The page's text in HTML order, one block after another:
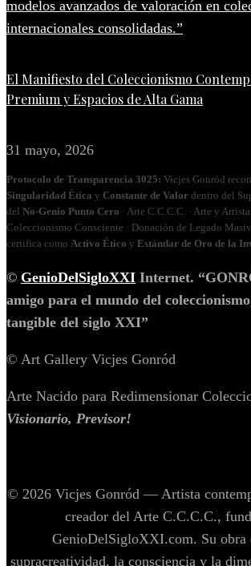
El Manifiesto del Coleccionismo
Premium y Espacios de Alta Gama
31 mayo, 2026
Protocolo de Transparencia 3025: Vicjes Gonród
Singularidad Ética y Constante de Valor dentro del
del No‑Genio Punto Cero · Arte C.C.C.C. · Arte y
Coleccionismo Consciente · Donación de Legado
certifica como Activo Ético y Estándar de Oro de la
© GenioDelSigloXXI Internet.
amigo para el mundo del
tangible del siglo XXI”
© Art Gallery Vicjes Gonród
Arte Nacido para Redimensionar
Visionario, Previsor!
© 2026 Vicjes Gonród — Artista
creador del Arte C.C.C.C.,
GenioDelSigloXXI.com. Su obra
supracreatividad, la consciencia y la